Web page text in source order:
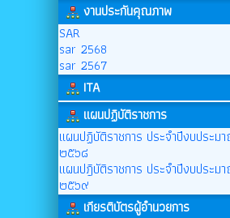
งานประกันคุณภาพ
SAR
sar 2568
sar 2567
ITA
แผนปฏิบัติราชการ
แผนปฏิบัติราชการ ประจำปีงบประม
๒๕๖๘
แผนปฎิบัติราชการ ประจำปีงบประม
๒๕๖๙
เกียรติบัตรผู้อำนวยการ